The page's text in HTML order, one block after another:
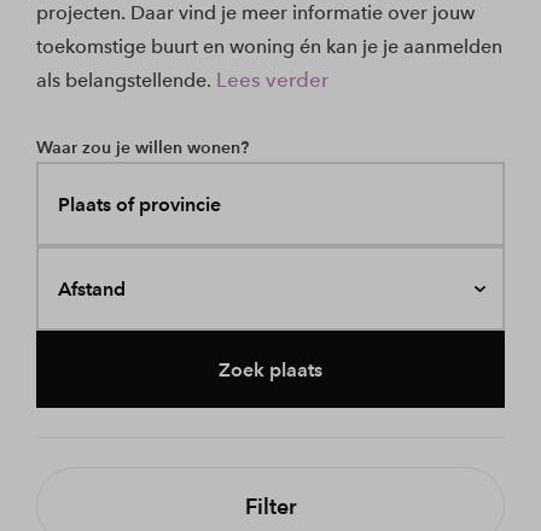
projecten. Daar vind je meer informatie over jouw
toekomstige buurt en woning én kan je je aanmelden
als belangstellende. Lees verder
Waar zou je willen wonen?
Plaats of provincie
Afstand
Zoek plaats
Filter